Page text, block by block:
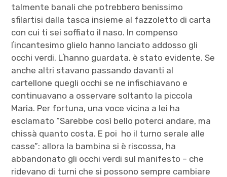
talmente banali che potrebbero benissimo
sfilartisi dalla tasca insieme al fazzoletto di carta
con cui ti sei soffiato il naso. In compenso
lʼincantesimo glielo hanno lanciato addosso gli
occhi verdi. Lʼhanno guardata, è stato evidente. Se
anche altri stavano passando davanti al
cartellone quegli occhi se ne infischiavano e
continuavano a osservare soltanto la piccola
Maria. Per fortuna, una voce vicina a lei ha
esclamato “Sarebbe così bello poterci andare, ma
chissà quanto costa. E poi ho il turno serale alle
casse”: allora la bambina si è riscossa, ha
abbandonato gli occhi verdi sul manifesto – che
ridevano di turni che si possono sempre cambiare